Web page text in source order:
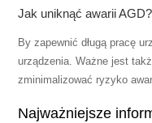
Jak uniknąć awarii AGD?
By zapewnić długą pracę
urządzenia. Ważne jest
zminimalizować ryzyko
Najważniejsze